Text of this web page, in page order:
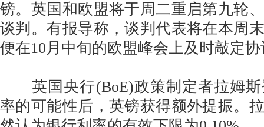
镑。英国和欧盟将于周二重启第九轮
谈判。有报导称，谈判代表将在本周
便在10月中旬的欧盟峰会上及时敲定
英国央行(BoE)政策制定者拉姆斯
率的可能性后，英镑获得额外提振。